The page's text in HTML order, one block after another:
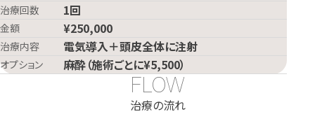
治療回数 1回
金額 ¥250,000
治療内容 電気導入＋頭皮全体に注射
オプション 麻酔（施術ごとに¥5,500）
FLOW
治療の流れ